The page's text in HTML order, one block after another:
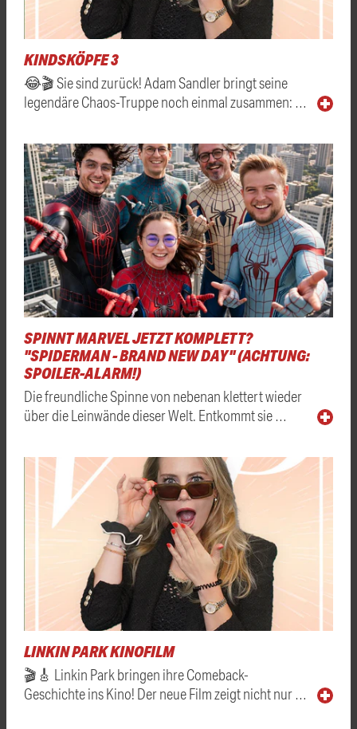
KINDSKÖPFE 3
😂🎬 Sie sind zurück! Adam Sandler bringt seine
legendäre Chaos-Truppe noch einmal zusammen: …
SPINNT MARVEL JETZT KOMPLETT?
"SPIDERMAN - BRAND NEW DAY" (ACHTUNG:
SPOILER-ALARM!)
Die freundliche Spinne von nebenan klettert wieder
über die Leinwände dieser Welt. Entkommt sie …
LINKIN PARK KINOFILM
🎬🎸 Linkin Park bringen ihre Comeback-
Geschichte ins Kino! Der neue Film zeigt nicht nur …